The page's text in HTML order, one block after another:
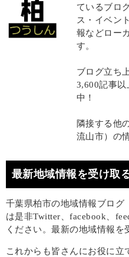
ているブロ
ス・イベン
報などロー
す。
ブログ立ち
3,600記事
中！
隣接する他
流山市）の
最新地域情報を受け取
千葉県柏市の地域情報ブログ
は是非Twitter、facebook、
ください。最新の地域情報を
これからも皆さんにお役に立